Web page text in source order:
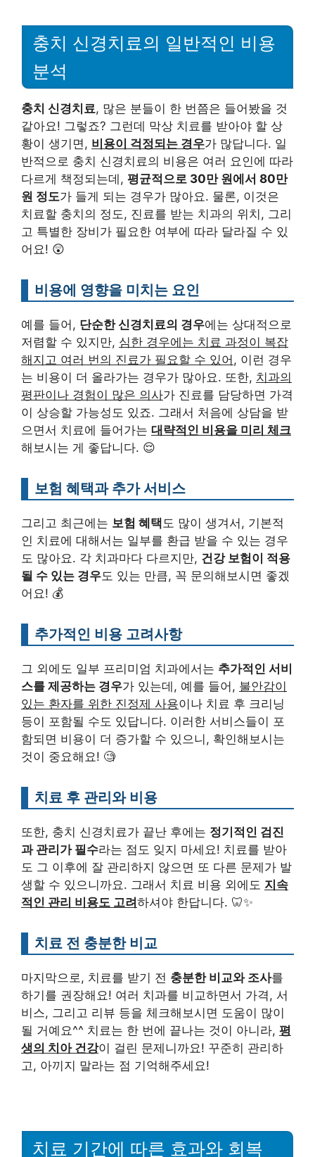
충치 신경치료의 일반적인 비용
분석
충치 신경치료, 많은 분들이 한 번쯤은 들어봤을 것
같아요! 그렇죠? 그런데 막상 치료를 받아야 할 상
황이 생기면, 비용이 걱정되는 경우가 많답니다. 일
반적으로 충치 신경치료의 비용은 여러 요인에 따라
다르게 책정되는데, 평균적으로 30만 원에서 80만
원 정도가 들게 되는 경우가 많아요. 물론, 이것은
치료할 충치의 정도, 진료를 받는 치과의 위치, 그리
고 특별한 장비가 필요한 여부에 따라 달라질 수 있
어요! 😲
비용에 영향을 미치는 요인
예를 들어, 단순한 신경치료의 경우에는 상대적으로
저렴할 수 있지만, 심한 경우에는 치료 과정이 복잡
해지고 여러 번의 진료가 필요할 수 있어, 이런 경우
는 비용이 더 올라가는 경우가 많아요. 또한, 치과의
평판이나 경험이 많은 의사가 진료를 담당하면 가격
이 상승할 가능성도 있죠. 그래서 처음에 상담을 받
으면서 치료에 들어가는 대략적인 비용을 미리 체크
해보시는 게 좋답니다. 😌
보험 혜택과 추가 서비스
그리고 최근에는 보험 혜택 도 많이 생겨서, 기본적
인 치료에 대해서는 일부를 환급 받을 수 있는 경우
도 많아요. 각 치과마다 다르지만, 건강 보험이 적용
될 수 있는 경우도 있는 만큼, 꼭 문의해보시면 좋겠
어요! 💰
추가적인 비용 고려사항
그 외에도 일부 프리미엄 치과에서는 추가적인 서비
스를 제공하는 경우가 있는데, 예를 들어, 불안감이
있는 환자를 위한 진정제 사용이나 치료 후 크리닝
등이 포함될 수도 있답니다. 이러한 서비스들이 포
함되면 비용이 더 증가할 수 있으니, 확인해보시는
것이 중요해요! 🧐
치료 후 관리와 비용
또한, 충치 신경치료가 끝난 후에는 정기적인 검진
과 관리가 필수라는 점도 잊지 마세요! 치료를 받아
도 그 이후에 잘 관리하지 않으면 또 다른 문제가 발
생할 수 있으니까요. 그래서 치료 비용 외에도 지속
적인 관리 비용도 고려하셔야 한답니다. 🦷✨
치료 전 충분한 비교
마지막으로, 치료를 받기 전 충분한 비교와 조사를
하기를 권장해요! 여러 치과를 비교하면서 가격, 서
비스, 그리고 리뷰 등을 체크해보시면 도움이 많이
될 거예요^^ 치료는 한 번에 끝나는 것이 아니라, 평
생의 치아 건강이 걸린 문제니까요! 꾸준히 관리하
고, 아끼지 말라는 점 기억해주세요!
치료 기간에 따른 효과와 회복